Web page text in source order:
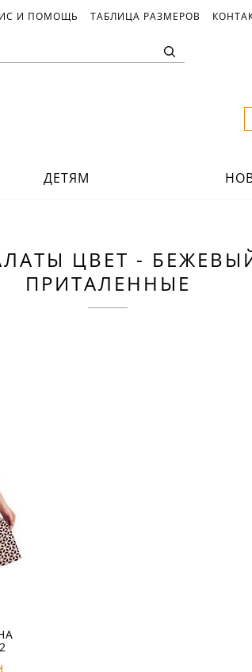
И ПОМОЩЬ ТАБЛИЦА РАЗМЕРОВ
ДЕТЯМ
ЦВЕТ -
ПРИТАЛЕННЫЕ